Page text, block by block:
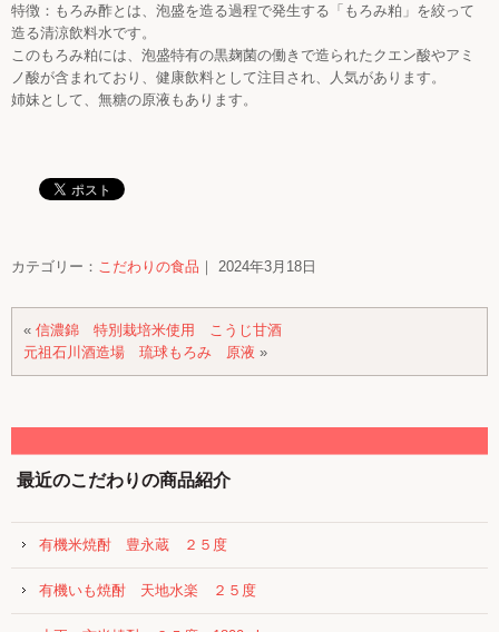
特徴：もろみ酢とは、泡盛を造る過程で発生する「もろみ粕」を絞って
造る清涼飲料水です。
このもろみ粕には、泡盛特有の黒麹菌の働きで造られたクエン酸やアミ
ノ酸が含まれており、健康飲料として注目され、人気があります。
姉妹として、無糖の原液もあります。
カテゴリー： こだわりの食品 ｜ 2024年3月18日
« 信濃錦 特別栽培米使用 こうじ甘酒
元祖石川酒造場 琉球もろみ 原液 »
最近のこだわりの商品紹介
有機米焼酎 豊永蔵 ２５度
有機いも焼酎 天地水楽 ２５度